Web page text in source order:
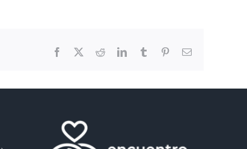
Facebook RedditLinkedInTumblr PinterestEmail